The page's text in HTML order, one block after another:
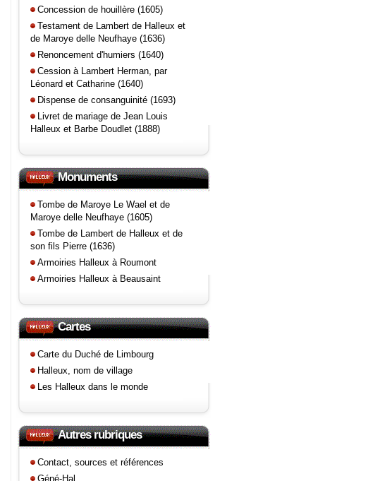
Concession de houillère (1605)
Testament de Lambert de Halleux et
de Maroye delle Neufhaye (1636)
Renoncement d'humiers (1640)
Cession à Lambert Herman, par
Léonard et Catharine (1640)
Dispense de consanguinité (1693)
Livret de mariage de Jean Louis
Halleux et Barbe Doudlet (1888)
Monuments
Tombe de Maroye Le Wael et de
Maroye delle Neufhaye (1605)
Tombe de Lambert de Halleux et de
son fils Pierre (1636)
Armoiries Halleux à Roumont
Armoiries Halleux à Beausaint
Cartes
Carte du Duché de Limbourg
Halleux, nom de village
Les Halleux dans le monde
Autres rubriques
Contact, sources et références
Géné-Hal